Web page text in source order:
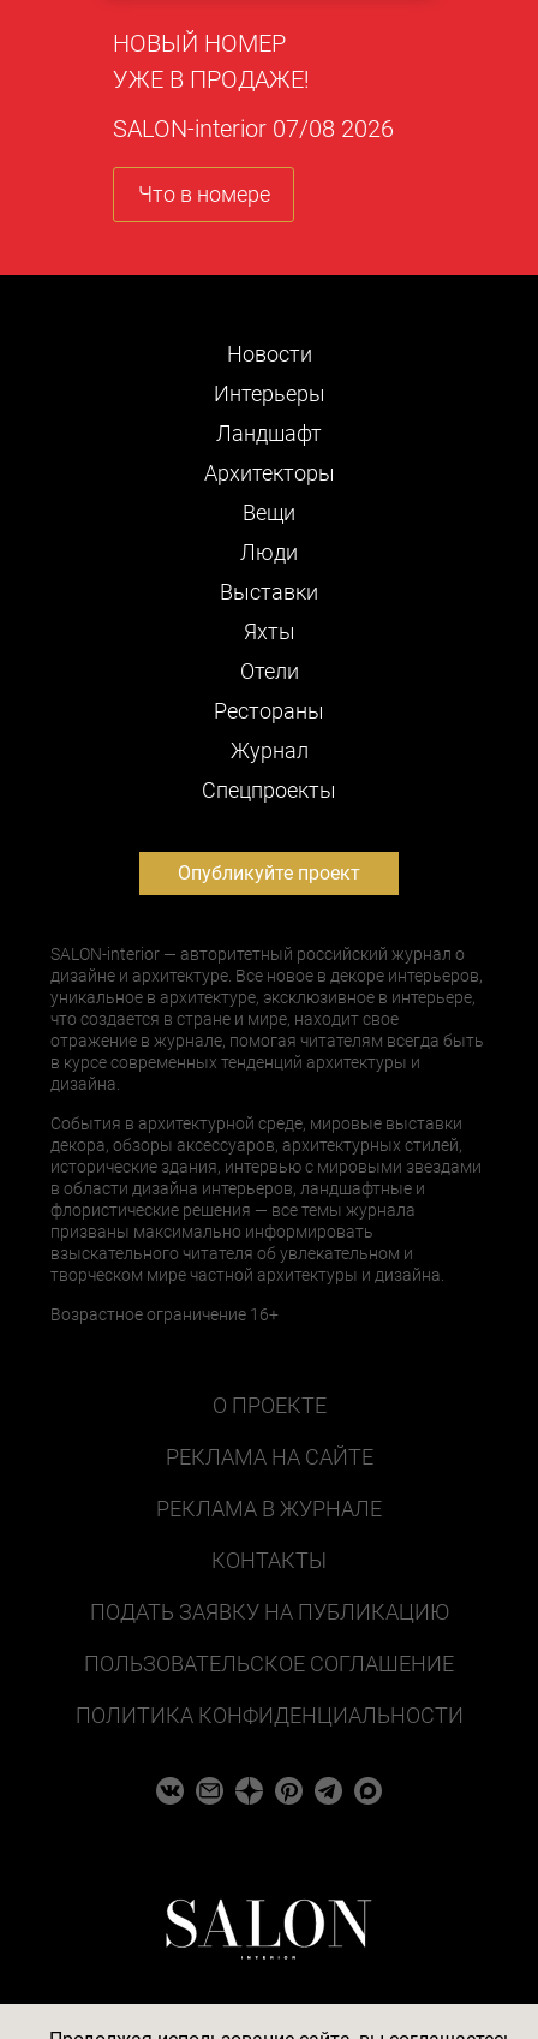
НОВЫЙ НОМЕР
УЖЕ В ПРОДАЖЕ!
SALON-interior 07/08 2026
Что в номере
Новости
Интерьеры
Ландшафт
Архитекторы
Вещи
Люди
Выставки
Яхты
Отели
Рестораны
Журнал
Cпецпроекты
Опубликуйте проект
SALON-interior — авторитетный российский журнал о
дизайне и архитектуре. Все новое в декоре интерьеров,
уникальное в архитектуре, эксклюзивное в интерьере,
что создается в стране и мире, находит свое
отражение в журнале, помогая читателям всегда быть
в курсе современных тенденций архитектуры и
дизайна.
События в архитектурной среде, мировые выставки
декора, обзоры аксессуаров, архитектурных стилей,
исторические здания, интервью с мировыми звездами
в области дизайна интерьеров, ландшафтные и
флористические решения — все темы журнала
призваны максимально информировать
взыскательного читателя об увлекательном и
творческом мире частной архитектуры и дизайна.
Возрастное ограничение 16+
О ПРОЕКТЕ
РЕКЛАМА НА САЙТЕ
РЕКЛАМА В ЖУРНАЛЕ
КОНТАКТЫ
ПОДАТЬ ЗАЯВКУ НА ПУБЛИКАЦИЮ
ПОЛЬЗОВАТЕЛЬСКОЕ СОГЛАШЕНИЕ
ПОЛИТИКА КОНФИДЕНЦИАЛЬНОСТИ